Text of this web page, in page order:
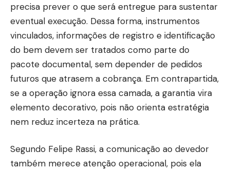
precisa prever o que será entregue para sustentar
eventual execução. Dessa forma, instrumentos
vinculados, informações de registro e identificação
do bem devem ser tratados como parte do
pacote documental, sem depender de pedidos
futuros que atrasem a cobrança. Em contrapartida,
se a operação ignora essa camada, a garantia vira
elemento decorativo, pois não orienta estratégia
nem reduz incerteza na prática.
Segundo Felipe Rassi, a comunicação ao devedor
também merece atenção operacional, pois ela